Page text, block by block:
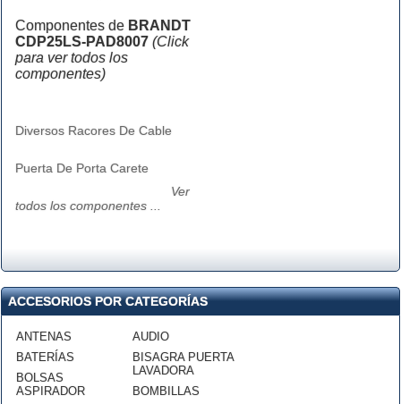
Componentes de BRANDT
CDP25LS-PAD8007 (Click
para ver todos los
componentes)
Diversos Racores De Cable
Puerta De Porta Carete
Ver
todos los componentes ...
ACCESORIOS POR CATEGORÍAS
ANTENAS
BATERÍAS
BOLSAS
ASPIRADOR
AUDIO
BISAGRA PUERTA
LAVADORA
BOMBILLAS